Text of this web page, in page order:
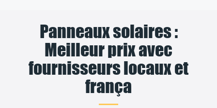
Panneaux solaires :
Meilleur prix avec
fournisseurs locaux et
frança